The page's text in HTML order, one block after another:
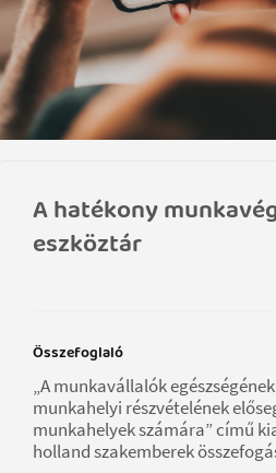
A hatékony
eszköztár
Összefoglaló
„A munkavállalók
munkahelyi részvételének
munkahelyek számára” című
holland szakemberek